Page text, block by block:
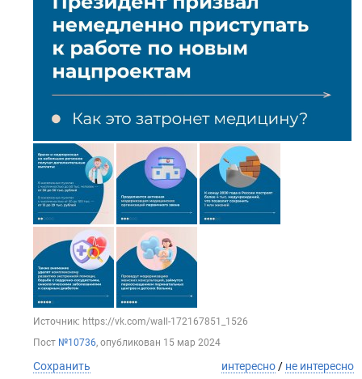
Источник: https://vk.com/wall-172167851_1526
Пост №10736, опубликован 15 мар 2024
Сохранить интересно / не интересно